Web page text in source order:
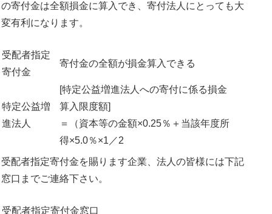
の寄付金は全額損金に算入でき、寄付法人にとっても大
変有利になります。
受配者指定
寄付金
寄付金の全額が損金算入できる
特定公益増
進法人
[特定公益増進法人への寄付に係る損金
算入限度額]
＝（資本等の金額×0.25％＋当該年度所
得×5.0％×1／2
受配者指定寄付金を賜ります企業、法人の皆様には下記
窓口までご連絡下さい。
受配者指定寄付金窓口